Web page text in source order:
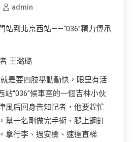
admin
站到北京西站——“036”精力傳承
者 王璐璐
是要四肢舉動勤快，眼里有活
站“036”候車室的一個吉林小伙
風后回身告知記者，他要趕忙
幫一名剛做完手術、腿上鋼釘
拿行李、過安檢、速達直梯